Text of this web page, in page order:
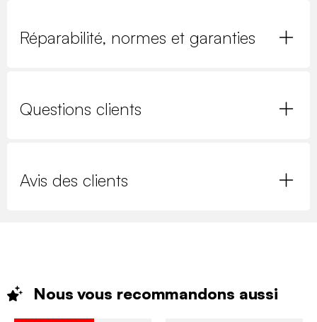
Réparabilité, normes et garanties
Questions clients
Avis des clients
Nous vous recommandons aussi